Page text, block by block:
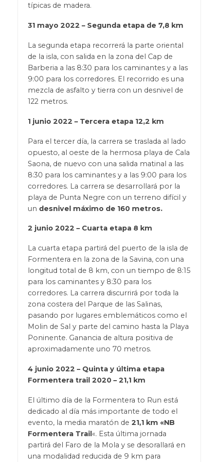
típicas de madera.
31 mayo 2022 – Segunda etapa de 7,8 km
La segunda etapa recorrerá la parte oriental
de la isla, con salida en la zona del Cap de
Barberia a las 8:30 para los caminantes y a las
9:00 para los corredores. El recorrido es una
mezcla de asfalto y tierra con un desnivel de
122 metros.
1 junio 2022 – Tercera etapa 12,2 km
Para el tercer día, la carrera se traslada al lado
opuesto, al oeste de la hermosa playa de Cala
Saona, de nuevo con una salida matinal a las
8:30 para los caminantes y a las 9:00 para los
corredores. La carrera se desarrollará por la
playa de Punta Negre con un terreno difícil y
un desnivel máximo de 160 metros.
2 junio 2022 – Cuarta etapa 8 km
La cuarta etapa partirá del puerto de la isla de
Formentera en la zona de la Savina, con una
longitud total de 8 km, con un tiempo de 8:15
para los caminantes y 8:30 para los
corredores. La carrera discurrirá por toda la
zona costera del Parque de las Salinas,
pasando por lugares emblemáticos como el
Molin de Sal y parte del camino hasta la Playa
Poninente. Ganancia de altura positiva de
aproximadamente uno 70 metros.
4 junio 2022 – Quinta y última etapa
Formentera trail 2020 – 21,1 km
El último día de la Formentera to Run está
dedicado al día más importante de todo el
evento, la media maratón de 21,1 km «NB
Formentera Trail«. Esta última jornada
partirá del Faro de la Mola y se desorallará en
una modalidad reducida de 9 km para